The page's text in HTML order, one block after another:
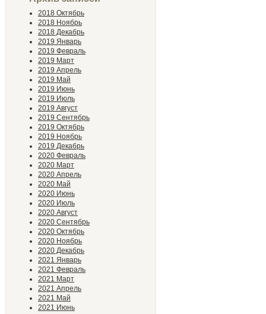
2018 Октябрь
2018 Ноябрь
2018 Декабрь
2019 Январь
2019 Февраль
2019 Март
2019 Апрель
2019 Май
2019 Июнь
2019 Июль
2019 Август
2019 Сентябрь
2019 Октябрь
2019 Ноябрь
2019 Декабрь
2020 Февраль
2020 Март
2020 Апрель
2020 Май
2020 Июнь
2020 Июль
2020 Август
2020 Сентябрь
2020 Октябрь
2020 Ноябрь
2020 Декабрь
2021 Январь
2021 Февраль
2021 Март
2021 Апрель
2021 Май
2021 Июнь